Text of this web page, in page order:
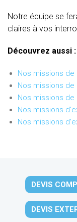
Notre équipe se
claires à vos
Découvrez aussi :
Nos missions
Nos missions
Nos missions de
Nos missions
Nos missions
DEVIS
DEVIS